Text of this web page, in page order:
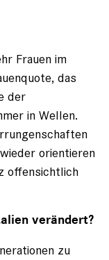
Frauen im
das
der
in Wellen.
orientieren
offensichtlich
verändert?
zu